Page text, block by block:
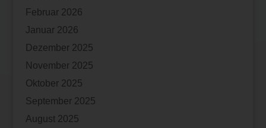
Februar 2026
Januar 2026
Dezember 2025
November 2025
Oktober 2025
September 2025
August 2025